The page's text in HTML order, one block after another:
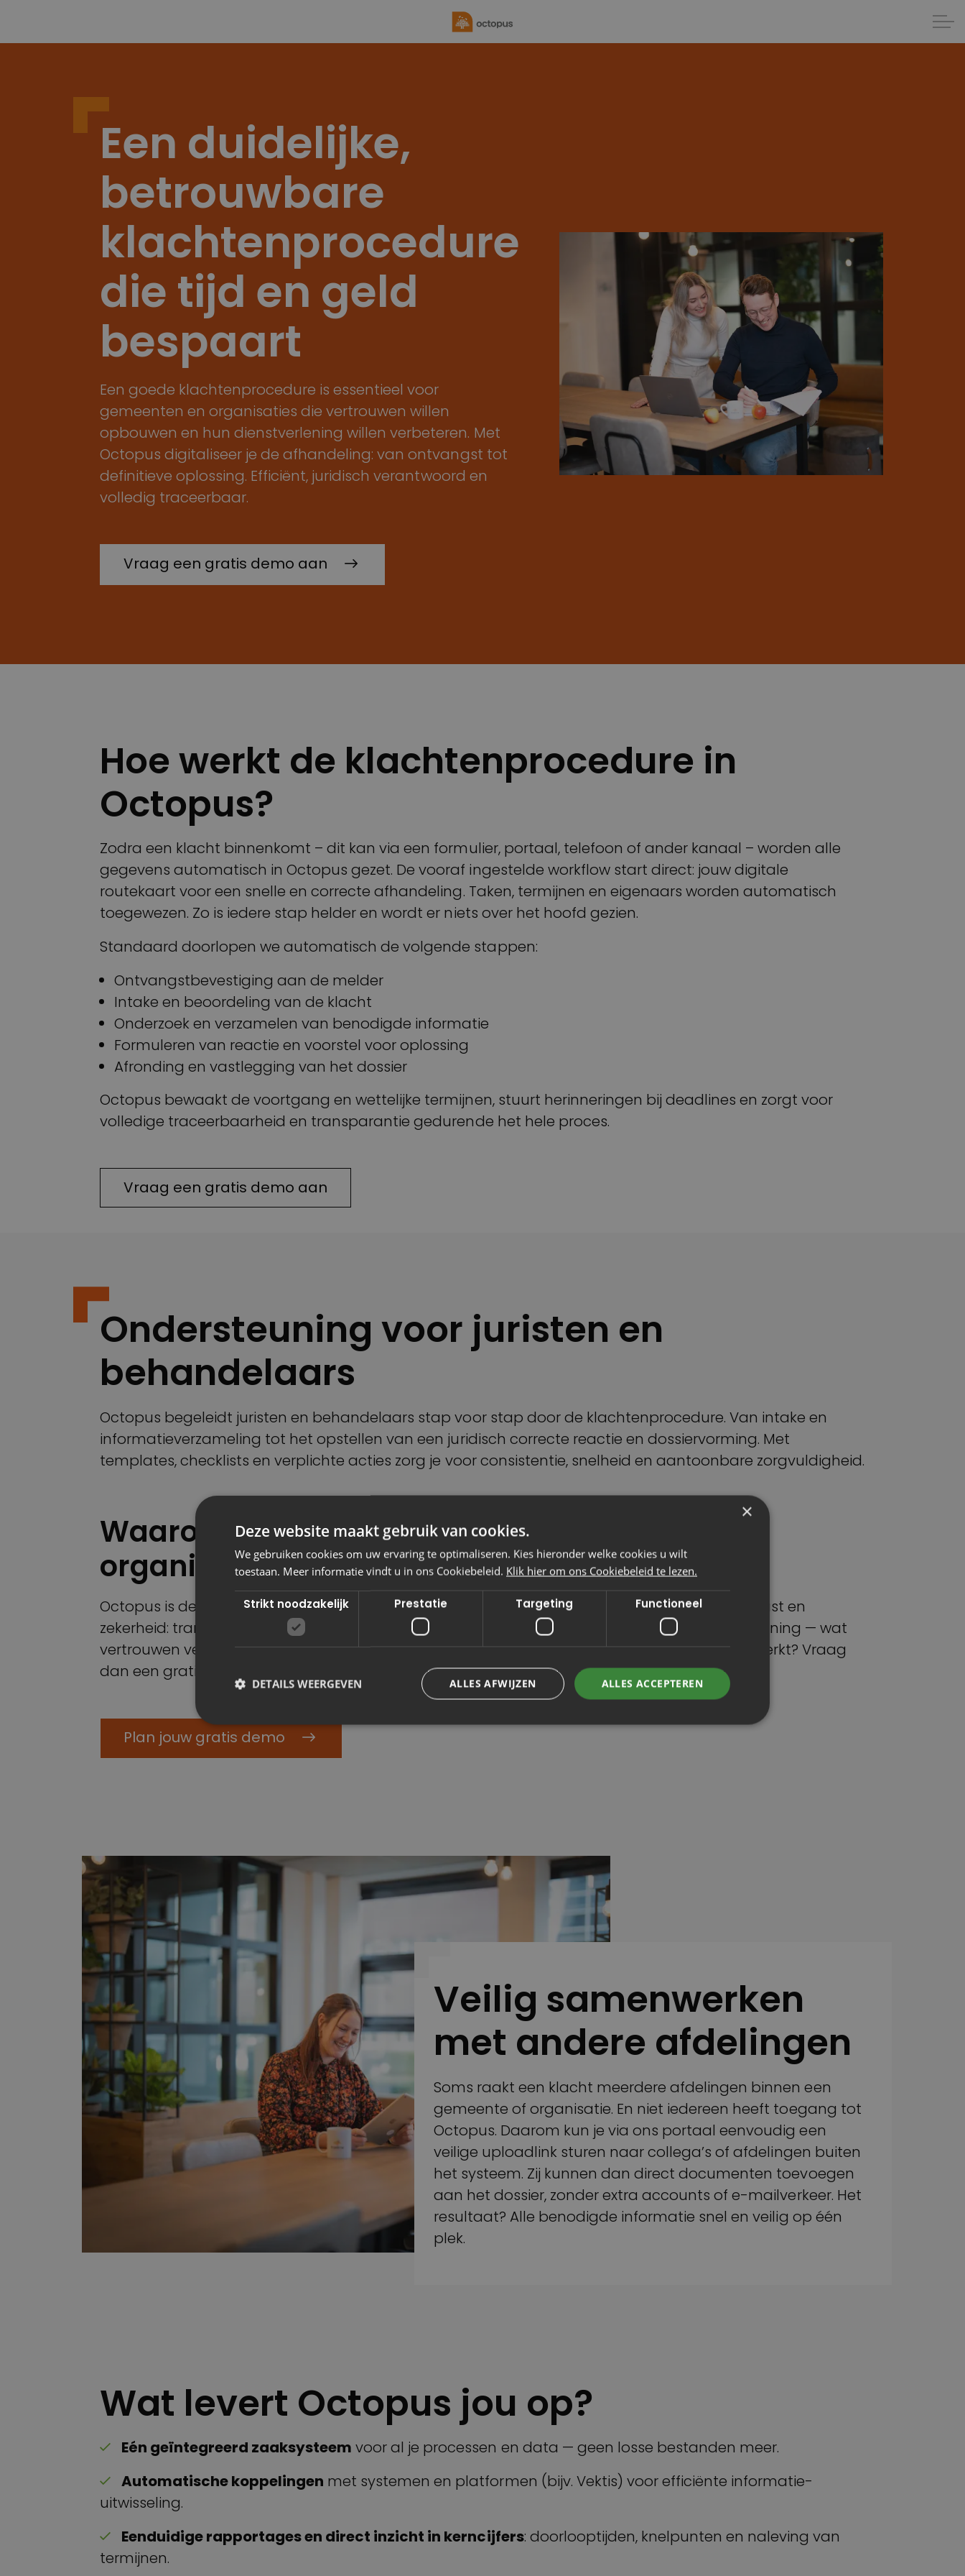
Een duidelijke,
betrouwbare
klachtenprocedure
die tijd en geld
bespaart
Een goede klachtenprocedure is essentieel voor
gemeenten en organisaties die vertrouwen willen
opbouwen en hun dienstverlening willen verbeteren. Met
Octopus digitaliseer je de afhandeling: van ontvangst tot
definitieve oplossing. Efficiënt, juridisch verantwoord en
volledig traceerbaar.
Vraag een gratis demo aan
Hoe werkt de klachtenprocedure in
Octopus?
Zodra een klacht binnenkomt – dit kan via een formulier, portaal, telefoon of ander kanaal – worden alle
gegevens automatisch in Octopus gezet. De vooraf ingestelde workflow start direct: jouw digitale
routekaart voor een snelle en correcte afhandeling. Taken, termijnen en eigenaars worden automatisch
toegewezen. Zo is iedere stap helder en wordt er niets over het hoofd gezien.
Standaard doorlopen we automatisch de volgende stappen:
Ontvangstbevestiging aan de melder
Intake en beoordeling van de klacht
Onderzoek en verzamelen van benodigde informatie
Formuleren van reactie en voorstel voor oplossing
Afronding en vastlegging van het dossier
Octopus bewaakt de voortgang en wettelijke termijnen, stuurt herinneringen bij deadlines en zorgt voor
volledige traceerbaarheid en transparantie gedurende het hele proces.
Vraag een gratis demo aan
Ondersteuning voor juristen en
behandelaars
Octopus begeleidt juristen en behandelaars stap voor stap door de klachtenprocedure. Van intake en
informatieverzameling tot het opstellen van een juridisch correcte reactie en dossiervorming. Met
templates, checklists en verplichte acties zorg je voor consistentie, snelheid en aantoonbare zorgvuldigheid.
Waarom dit werkt voor gemeenten en andere
organisaties
Octopus is de ideale oplossing voor organisaties die werken met burgers en klanten. Je krijgt rust en
zekerheid: transparante processen, aantoonbare naleving van termijnen en betere dienstverlening — wat
vertrouwen vergroot en reputatieschade voorkomt. Wil je zien hoe het voor jouw organisatie werkt? Vraag
dan een gratis demo aan.
Plan jouw gratis demo
Veilig samenwerken
met andere afdelingen
Soms raakt een klacht meerdere afdelingen binnen een
gemeente of organisatie. En niet iedereen heeft toegang tot
Octopus. Daarom kun je via ons portaal eenvoudig een
veilige uploadlink sturen naar collega’s of afdelingen buiten
het systeem. Zij kunnen dan direct documenten toevoegen
aan het dossier, zonder extra accounts of e-mailverkeer. Het
resultaat? Alle benodigde informatie snel en veilig op één
plek.
Wat levert Octopus jou op?
Eén geïntegreerd zaaksysteem voor al je processen en data — geen losse bestanden meer.
Automatische koppelingen met systemen en platformen (bijv. Vektis) voor efficiënte informatie-
uitwisseling.
Eenduidige rapportages en direct inzicht in kerncijfers: doorlooptijden, knelpunten en naleving van
termijnen.
×
Deze website maakt gebruik van cookies.
We gebruiken cookies om uw ervaring te optimaliseren. Kies hieronder welke cookies u wilt
toestaan. Meer informatie vindt u in ons Cookiebeleid. Klik hier om ons Cookiebeleid te lezen.
Strikt noodzakelijk Prestatie Targeting Functioneel
ALLES ACCEPTEREN
ALLES AFWIJZEN
DETAILS WEERGEVEN